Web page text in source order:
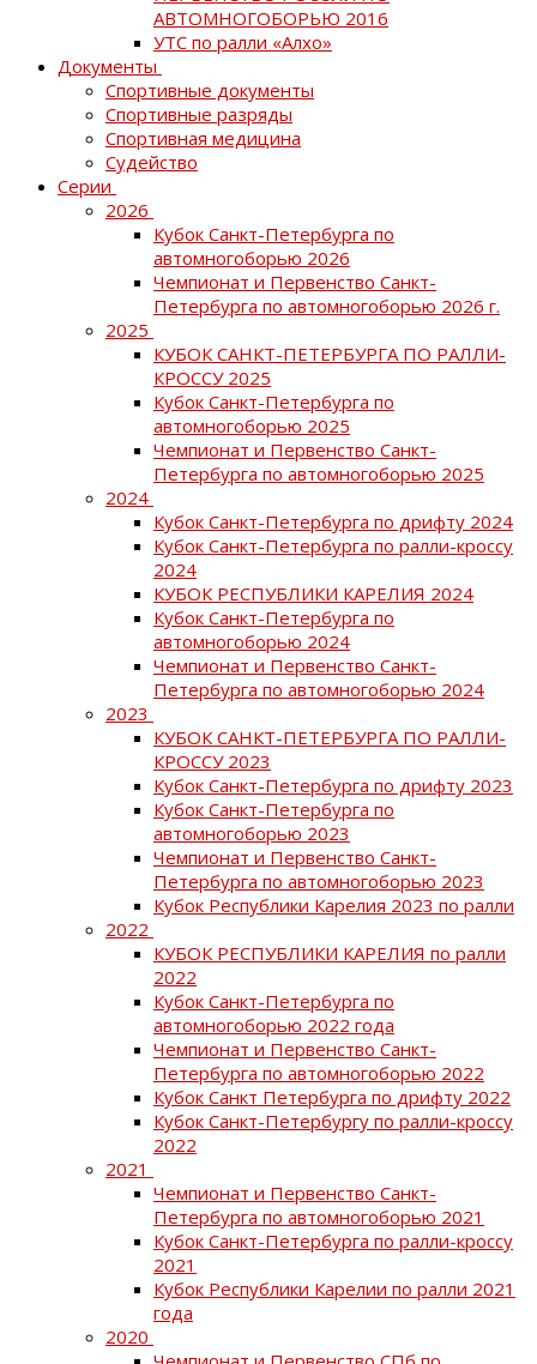
АВТОМНОГОБОРЬЮ 2016
УТС по ралли «Алхо»
Документы
Спортивные документы
Спортивные разряды
Спортивная медицина
Судейство
Серии
2026
Кубок Санкт-Петербурга по
автомногоборью 2026
Чемпионат и Первенство Санкт-
Петербурга по автомногоборью 2026 г.
2025
КУБОК САНКТ-ПЕТЕРБУРГА ПО РАЛЛИ-
КРОССУ 2025
Кубок Санкт-Петербурга по
автомногоборью 2025
Чемпионат и Первенство Санкт-
Петербурга по автомногоборью 2025
2024
Кубок Санкт-Петербурга по дрифту 2024
Кубок Санкт-Петербурга по ралли-кроссу
2024
КУБОК РЕСПУБЛИКИ КАРЕЛИЯ 2024
Кубок Санкт-Петербурга по
автомногоборью 2024
Чемпионат и Первенство Санкт-
Петербурга по автомногоборью 2024
2023
КУБОК САНКТ-ПЕТЕРБУРГА ПО РАЛЛИ-
КРОССУ 2023
Кубок Санкт-Петербурга по дрифту 2023
Кубок Санкт-Петербурга по
автомногоборью 2023
Чемпионат и Первенство Санкт-
Петербурга по автомногоборью 2023
Кубок Республики Карелия 2023 по ралли
2022
КУБОК РЕСПУБЛИКИ КАРЕЛИЯ по ралли
2022
Кубок Санкт-Петербурга по
автомногоборью 2022 года
Чемпионат и Первенство Санкт-
Петербурга по автомногоборью 2022
Кубок Санкт Петербурга по дрифту 2022
Кубок Санкт-Петербургу по ралли-кроссу
2022
2021
Чемпионат и Первенство Санкт-
Петербурга по автомногоборью 2021
Кубок Санкт-Петербурга по ралли-кроссу
2021
Кубок Республики Карелии по ралли 2021
года
2020